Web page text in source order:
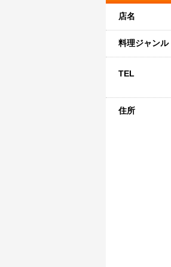
店名
料理ジャンル
TEL
住所